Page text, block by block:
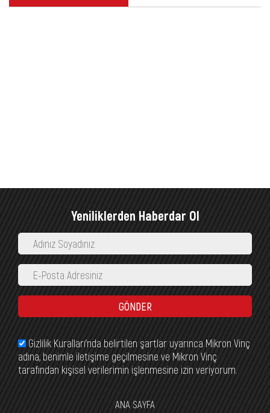
Yeniliklerden Haberdar Ol
GÖNDER
Gizlilik Kuralları’nda belirtilen şartlar uyarınca Mikron Vinç
adına, benimle iletişime geçilmesine ve Mikron Vinç
tarafından kişisel verilerimin işlenmesine izin veriyorum.
ANA SAYFA